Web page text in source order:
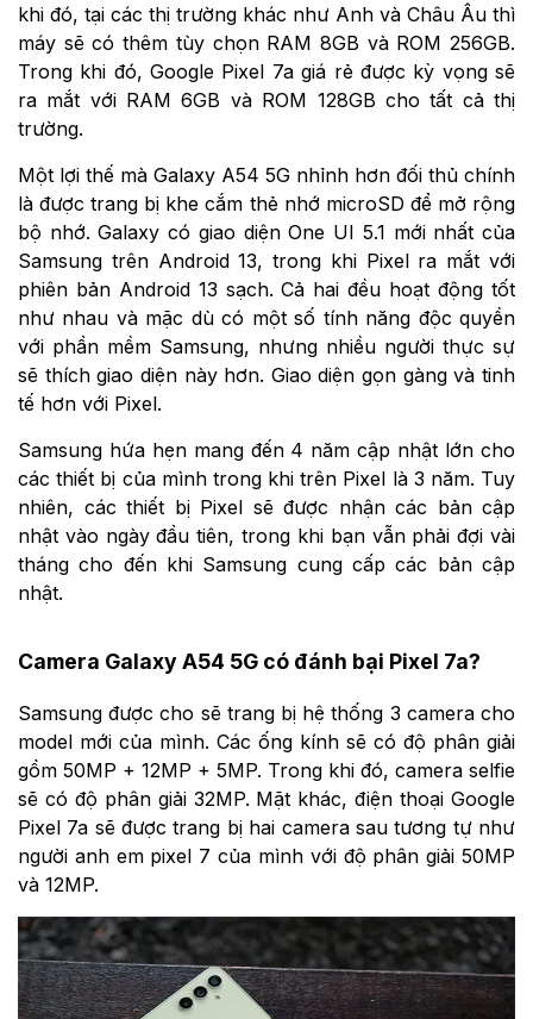
khi đó, tại các thị trường khác như Anh và Châu Âu thì
máy sẽ có thêm tùy chọn RAM 8GB và ROM 256GB.
Trong khi đó, Google Pixel 7a giá rẻ được kỳ vọng sẽ
ra mắt với RAM 6GB và ROM 128GB cho tất cả thị
trường.
Một lợi thế mà Galaxy A54 5G nhỉnh hơn đối thủ chính
là được trang bị khe cắm thẻ nhớ microSD để mở rộng
bộ nhớ. Galaxy có giao diện One UI 5.1 mới nhất của
Samsung trên Android 13, trong khi Pixel ra mắt với
phiên bản Android 13 sạch. Cả hai đều hoạt động tốt
như nhau và mặc dù có một số tính năng độc quyền
với phần mềm Samsung, nhưng nhiều người thực sự
sẽ thích giao diện này hơn. Giao diện gọn gàng và tinh
tế hơn với Pixel.
Samsung hứa hẹn mang đến 4 năm cập nhật lớn cho
các thiết bị của mình trong khi trên Pixel là 3 năm. Tuy
nhiên, các thiết bị Pixel sẽ được nhận các bản cập
nhật vào ngày đầu tiên, trong khi bạn vẫn phải đợi vài
tháng cho đến khi Samsung cung cấp các bản cập
nhật.
Camera Galaxy A54 5G có đánh bại Pixel 7a?
Samsung được cho sẽ trang bị hệ thống 3 camera cho
model mới của mình. Các ống kính sẽ có độ phân giải
gồm 50MP + 12MP + 5MP. Trong khi đó, camera selfie
sẽ có độ phân giải 32MP. Mặt khác, điện thoại Google
Pixel 7a sẽ được trang bị hai camera sau tương tự như
người anh em pixel 7 của mình với độ phân giải 50MP
và 12MP.